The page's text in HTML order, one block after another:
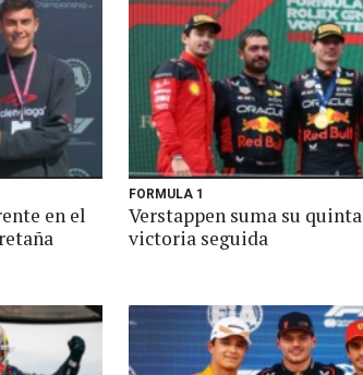
en el
FORMULA 1
Verstappen suma su quinta
victoria seguida